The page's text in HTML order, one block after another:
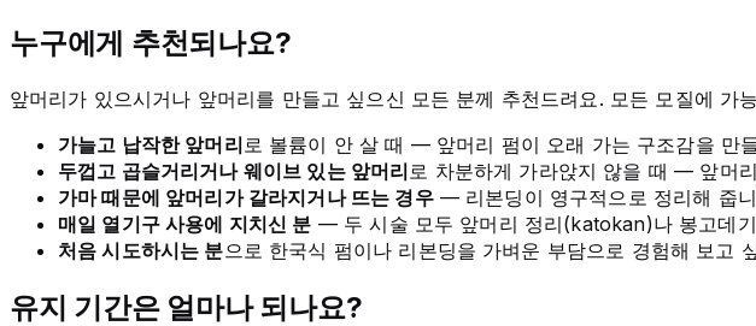
누구에게 추천되나요?
앞머리가 있으시거나 앞머리를 만들고 싶으신 모든 분께 추천드려요. 모든 모질에 가
가늘고 납작한 앞머리 로 볼륨이 안 살 때 — 앞머리 펌이 오래 가는 구조감을 만
두껍고 곱슬거리거나 웨이브 있는 앞머리 로 차분하게 가라앉지 않을 때 — 앞머
가마 때문에 앞머리가 갈라지거나 뜨는 경우— 리본딩이 영구적으로 정리해 줍
매일 열기구 사용에 지치신 분 — 두 시술 모두 앞머리 정리(katokan)나 봉고데
처음 시도하시는 분으로 한국식 펌이나 리본딩을 가벼운 부담으로 경험해 보
유지 기간은 얼마나 되나요?